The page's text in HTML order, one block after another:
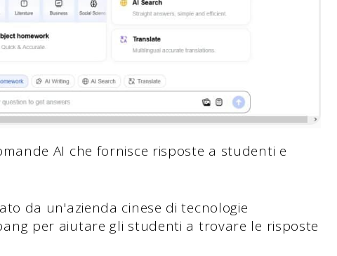
AI che fornisce risposte a studenti e
da un'azienda cinese di tecnologie
per aiutare gli studenti a trovare le risposte